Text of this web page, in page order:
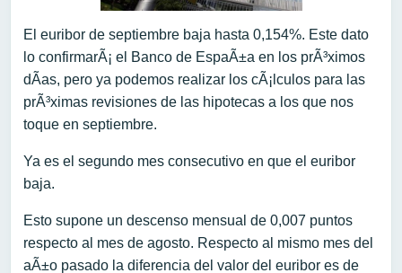
El euribor de septiembre baja hasta 0,154%. Este dato
lo confirmarÃ¡ el Banco de EspaÃ±a en los prÃ³ximos
dÃ­as, pero ya podemos realizar los cÃ¡lculos para las
prÃ³ximas revisiones de las hipotecas a los que nos
toque en septiembre.
Ya es el segundo mes consecutivo en que el euribor
baja.
Esto supone un descenso mensual de 0,007 puntos
respecto al mes de agosto. Respecto al mismo mes del
aÃ±o pasado la diferencia del valor del euribor es de